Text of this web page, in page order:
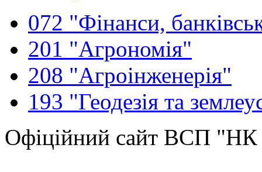
072 "Фінанси,
201 "Агрономія"
208 "Агроінженерія"
193 "Геодезія та
Офіційний сайт ВСП